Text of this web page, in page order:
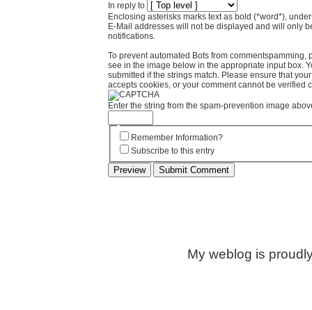
In reply to
Enclosing asterisks marks text as bold (*word*),
E-Mail addresses will not be displayed and will only
notifications.
To prevent automated Bots from commentspamming,
see in the image below in the appropriate input box.
submitted if the strings match. Please ensure that
accepts cookies, or your comment cannot be verified
Enter the string from the spam-prevention image
Remember Information?
Subscribe to this entry
My weblog is